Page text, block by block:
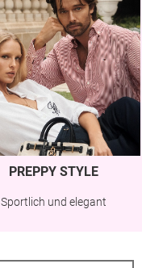
PREPPY STYLE
Sportlich und elegant